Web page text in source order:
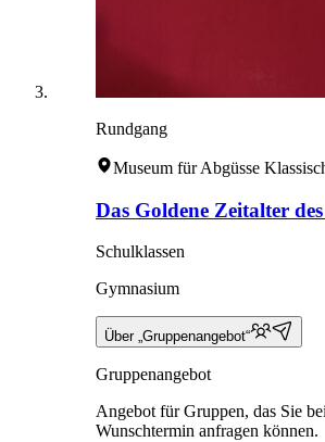
Rundgang
Museum für Abgüsse
Das Goldene Zeitalter
Schulklassen
Gymnasium
Über „Gruppenangebot“
Gruppenangebot
Angebot für Gruppen, das Sie
Wunschtermin anfragen können.